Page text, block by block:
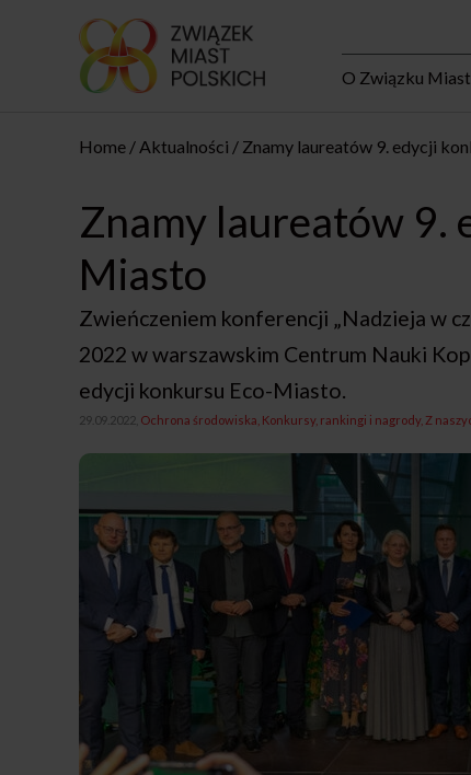
O Związku
Home Aktualności Znamy laureatów 9. edycji
Znamy laureatów 9.
Miasto
Zwieńczeniem konferencji „Nadzieja w
2022 w warszawskim Centrum Nauki
edycji konkursu Eco-Miasto.
29.09.2022, Ochrona środowiska Konkursy, rankingi i nagrody Z